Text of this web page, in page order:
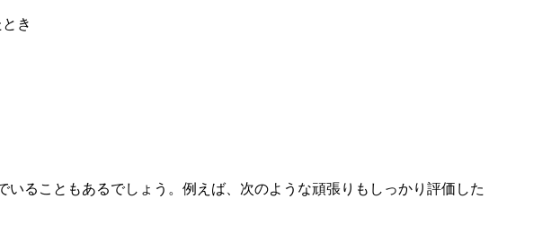
き
ることもあるでしょう。例えば、次のような頑張りもしっかり評価した